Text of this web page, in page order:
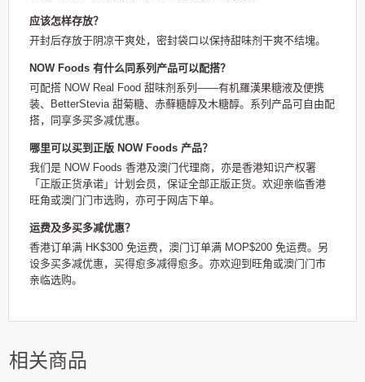
应该怎样存放？
开封后存放于阴凉干爽处，密封袋口以保持甜味剂干爽不结塊。
NOW Foods 有什么同系列产品可以配搭？
可配搭 NOW Real Food 甜味剂系列——有机羅漢果糖液及便携
装、BetterStevia 甜菊糖、赤蘚糖醇及木糖醇。系列产品可自由配
搭，同享多买多减优惠。
哪里可以买到正版 NOW Foods 产品？
我们是 NOW Foods 香港及澳门代理商，亦是香港知识产权署
「正版正货承诺」计划会员，保证全部正版正货。欢迎亲临香港
旺角或澳门门市选购，亦可于网店下单。
运费及多买多减优惠？
香港订单满 HK$300 免运费，澳门订单满 MOP$200 免运费。另
设多买多减优惠，买得愈多减得愈多。亦欢迎到旺角或澳门门市
亲临选购。
相关商品